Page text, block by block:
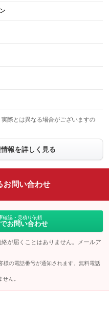
：装備あり
フロントカメラ
：装備なし
：装備なし
ルーフレール
：装備なし
：装備なし
際とは異なる場合がございますの
報を詳しく見る
お問い合わせ
確認・見積り依頼
お問い合わせ
が届くことはありません。メールア
の電話番号が通知されます。無料電話
ん。